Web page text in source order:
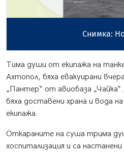
Снимка:
Тима души от екипажа на
Ахтопол, бяха евакуирани
„Пантер“ от авиобаза
бяха доставени храна и вода
екипажа.
Откараните на суша трима
хоспитализация и са